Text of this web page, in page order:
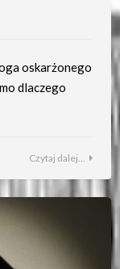
oskarżonego
dlaczego
Czytaj dalej...